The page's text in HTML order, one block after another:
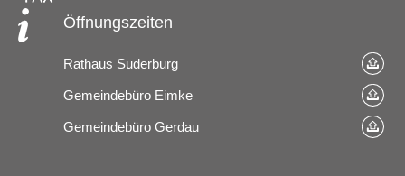
Öffnungszeiten
Rathaus Suderburg
Gemeindebüro Eimke
Gemeindebüro Gerdau